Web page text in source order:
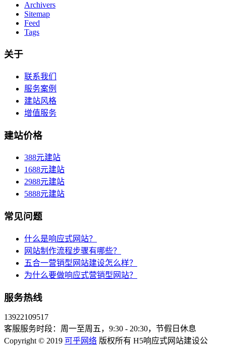
Archivers
Sitemap
Feed
Tags
关于
联系我们
服务案例
建站风格
增值服务
建站价格
388元建站
1688元建站
2988元建站
5888元建站
常见问题
什么是响应式网站？
网站制作流程步骤有哪些？
五合一营销型网站建设怎么样？
为什么要做响应式营销型网站？
服务热线
13922109517
客服服务时段：周一至周五，9:30 - 20:30，节假日休息
Copyright © 2019 可乎网络 版权所有 H5响应式网站建设公